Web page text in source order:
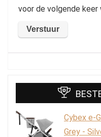
voor de volgende keer
Cybex e-
Grey -